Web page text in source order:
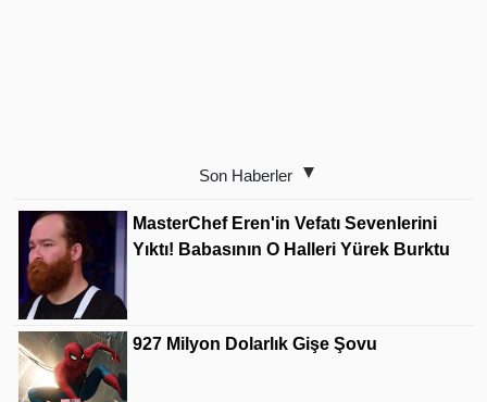
Son Haberler
MasterChef Eren'in Vefatı Sevenlerini
Yıktı! Babasının O Halleri Yürek Burktu
927 Milyon Dolarlık Gişe Şovu